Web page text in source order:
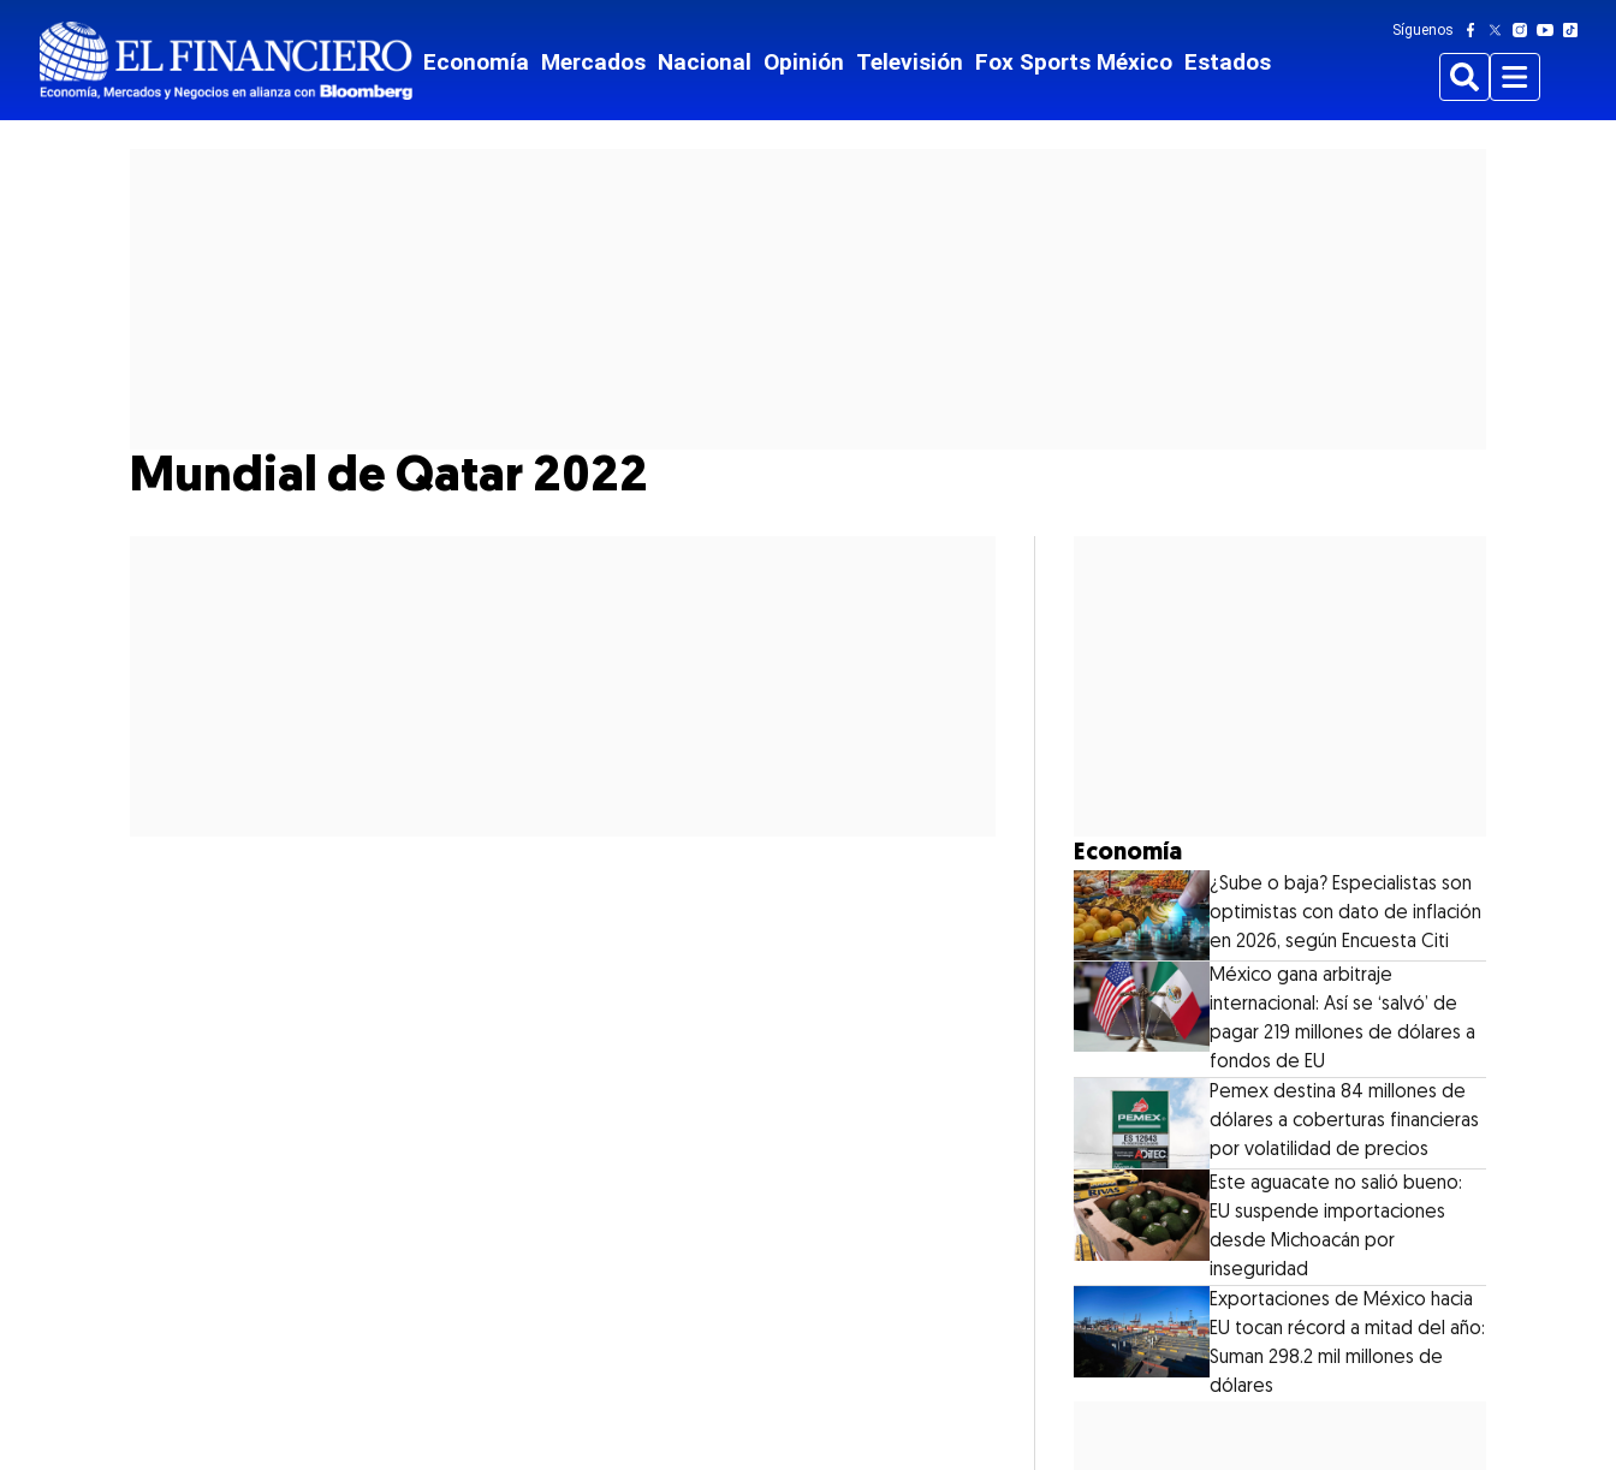
Economía Mercados Nacional Opinión Televisión Fox Sports México Estados
Síguenos
BuscarMenu
Mundial de Qatar 2022
Economía
¿Sube o baja? Especialistas son
optimistas con dato de inflación
en 2026, según Encuesta Citi
México gana arbitraje
internacional: Así se ‘salvó’ de
pagar 219 millones de dólares a
fondos de EU
Pemex destina 84 millones de
dólares a coberturas financieras
por volatilidad de precios
Este aguacate no salió bueno:
EU suspende importaciones
desde Michoacán por
inseguridad
Exportaciones de México hacia
EU tocan récord a mitad del año:
Suman 298.2 mil millones de
dólares